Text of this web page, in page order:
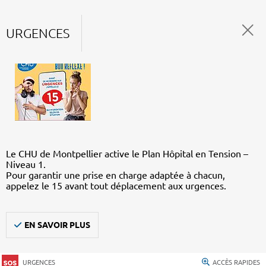
URGENCES
Le CHU de Montpellier active le Plan Hôpital en Tension –
Niveau 1.
Pour garantir une prise en charge adaptée à chacun,
appelez le 15 avant tout déplacement aux urgences.
EN SAVOIR PLUS
URGENCES ACCÈS RAPIDES